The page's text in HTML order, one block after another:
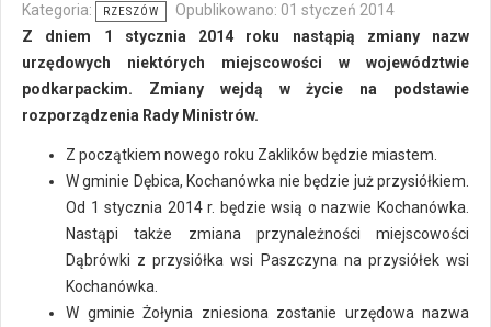
Kategoria: RZESZÓW
Opublikowano: 01 styczeń 2014
Z dniem 1 stycznia 2014 roku nastąpią zmiany nazw
urzędowych niektórych miejscowości w województwie
podkarpackim. Zmiany wejdą w życie na podstawie
rozporządzenia Rady Ministrów.
Z początkiem nowego roku Zaklików będzie miastem.
W gminie Dębica, Kochanówka nie będzie już przysiółkiem.
Od 1 stycznia 2014 r. będzie wsią o nazwie Kochanówka.
Nastąpi także zmiana przynależności miejscowości
Dąbrówki z przysiółka wsi Paszczyna na przysiółek wsi
Kochanówka.
W gminie Żołynia zniesiona zostanie urzędowa nazwa